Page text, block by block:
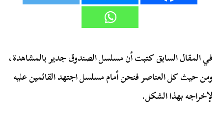
في المقال السابق كتبت أن مسلسل الصندوق جدير بالمشاهدة،
ومن حيث كل العناصر فنحن أمام مسلسل اجتهد القائمين عليه
لإخراجه بهذا الشكل.